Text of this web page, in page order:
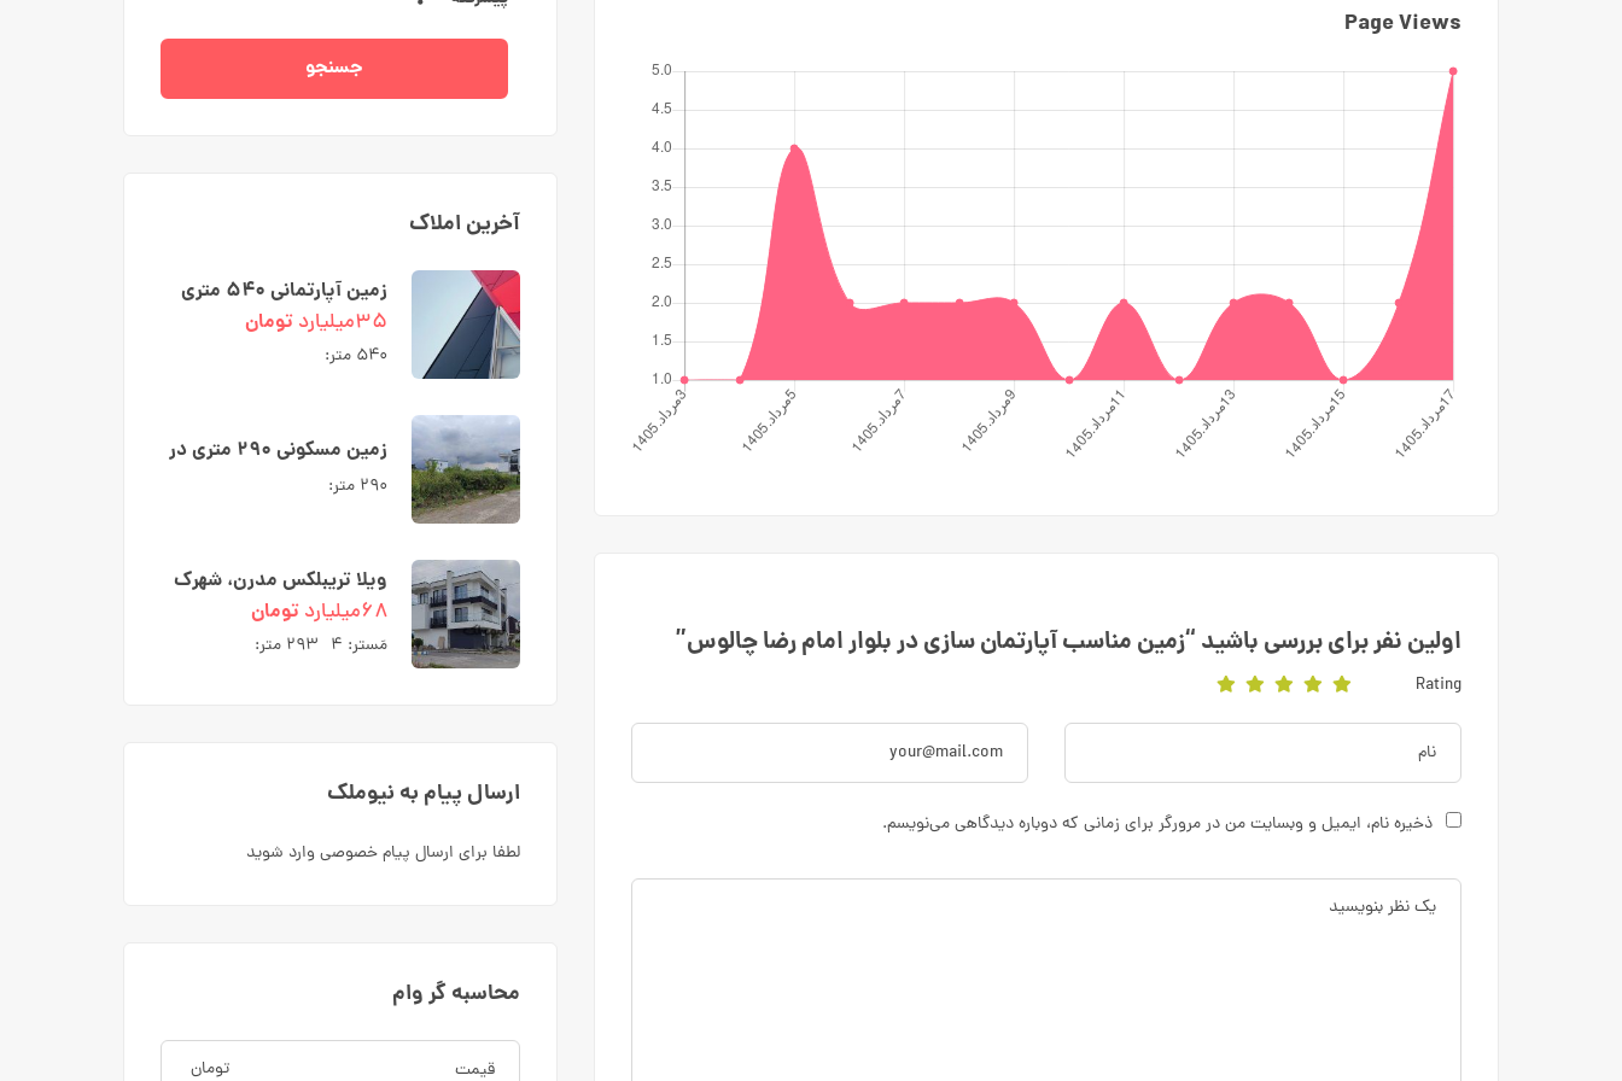
Page Views
اولین نفر برای بررسی باشید “زمین مناسب آپارتمان سازی در بلوار امام رضا چالوس”
Rating
ذخیره نام، ایمیل و وبسایت من در مرورگر برای زمانی که دوباره دیدگاهی می‌نویسم.
جسنجو
آخرین املاک
زمین آپارتمانی ۵۴۰ متری
دو نبش در رادیو دریا کوچه
شبنم
۳۵میلیارد تومان
۵۴۰ متر:
زمین مسکونی ۲۹۰ متری در
شهرک ارکیده نوشهر
۲۹۰ متر:
ویلا تریبلکس مدرن، شهرک
ارکیده بلوار کریمی نوشهر
۶۸میلیارد تومان
مَستر: ۴ ۲۹۳ متر:
ارسال پیام به نیوملک
لطفا برای ارسال پیام خصوصی وارد شوید
محاسبه گر وام
تومان